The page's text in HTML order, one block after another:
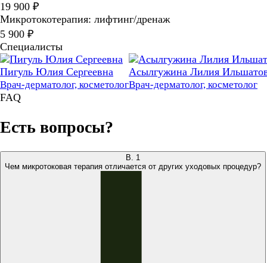
19 900 ₽
Микротокотерапия: лифтинг/дренаж
5 900 ₽
Специалисты
Пигуль Юлия Сергеевна
Врач-дерматолог, косметолог
Асылгужина Лилия
Врач-дерматолог, косметолог
FAQ
Есть вопросы?
В. 1
Чем микротоковая терапия отличается от других уходовых процедур?